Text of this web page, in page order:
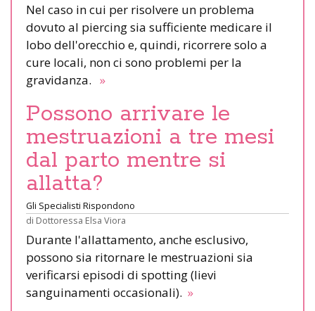
Nel caso in cui per risolvere un problema
dovuto al piercing sia sufficiente medicare il
lobo dell'orecchio e, quindi, ricorrere solo a
cure locali, non ci sono problemi per la
gravidanza. »
Possono arrivare le
mestruazioni a tre mesi
dal parto mentre si
allatta?
Gli Specialisti Rispondono
di Dottoressa Elsa Viora
Durante l'allattamento, anche esclusivo,
possono sia ritornare le mestruazioni sia
verificarsi episodi di spotting (lievi
sanguinamenti occasionali). »